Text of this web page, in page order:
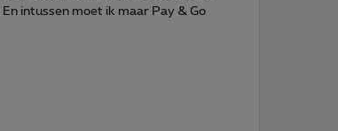
intussen moet ik maar Pay & Go